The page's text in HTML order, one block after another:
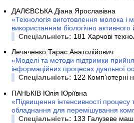
ДАЛЄВСЬКА Діана Ярославівна
«Технологія виготовлення молока і
використанням біологічно активного
Спеціальність: 181 Харчові
Лечаченко Тарас Анатолійович
«Моделі та методи підтримки
інформаційних процесах дуальної
Спеціальність: 122 Комп’ютерні
ПАНЬКІВ Юлія Юріївна
«Підвищення інтенсивності процесу
обладнання для перемішування
Спеціальність: 133 Галузеве